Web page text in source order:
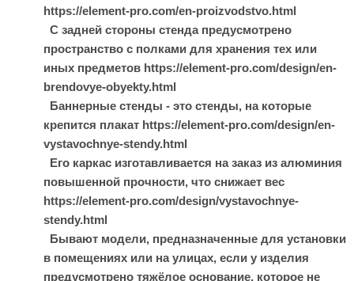
https://element-pro.com/en-proizvodstvo.html
С задней стороны стенда предусмотрено
пространство с полками для хранения тех или
иных предметов https://element-pro.com/design/en-
brendovye-obyekty.html
Баннерные стенды - это стенды, на которые
крепится плакат https://element-pro.com/design/en-
vystavochnye-stendy.html
Его каркас изготавливается на заказ из алюминия
повышенной прочности, что снижает вес
https://element-pro.com/design/vystavochnye-
stendy.html
Бывают модели, предназначенные для установки
в помещениях или на улицах, если у изделия
предусмотрено тяжёлое основание, которое не